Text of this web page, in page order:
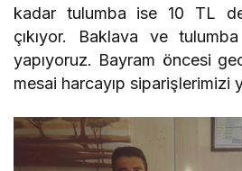
kadar tulumba ise 10 TL
çıkıyor. Baklava ve
yapıyoruz. Bayram öncesi
mesai harcayıp siparişlerimizi